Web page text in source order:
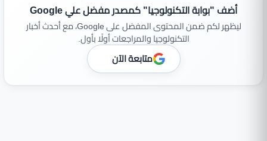
أضف "بوابة التكنولوجيا" كمصدر مفضل علي Google
ليظهر لكم ضمن المحتوى المفضل على Google، مع أحدث أخبار
التكنولوجيا والمراجعات أولًا بأول.
متابعة الآن